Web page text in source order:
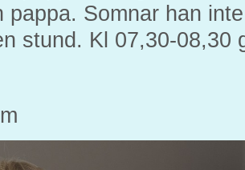
pappa. Somnar han
stund. Kl 07,30-08,30